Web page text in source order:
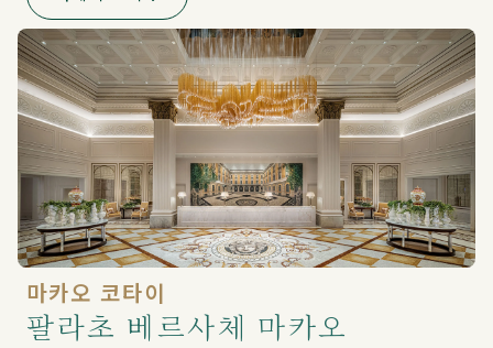
마카오 코타이
팔라초 베르사체 마카오